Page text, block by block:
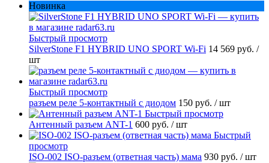
Новинка
Быстрый просмотр
SilverStone F1 HYBRID UNO SPORT Wi-Fi 14 569 руб. /
шт
Быстрый просмотр
разъем реле 5-контактный с диодом 150 руб. / шт
Быстрый просмотр
Антенный разъем ANT-1 600 руб. / шт
Быстрый
просмотр
ISO-002 ISO-разъем (ответная часть) мама 930 руб. / шт